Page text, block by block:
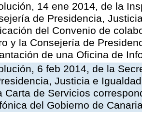
14 ene 2014, de la
de Presidencia,
del Convenio de
y la Consejería de
de una Oficina de
6 feb 2014, de la
Justicia e
Carta de Servicios
del Gobierno de